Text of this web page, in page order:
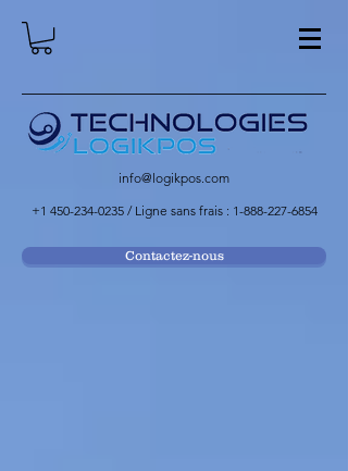
info@logikpos.com
+1 450-234-0235/ Ligne sans frais : 1-888-227-6854
Contactez-nous